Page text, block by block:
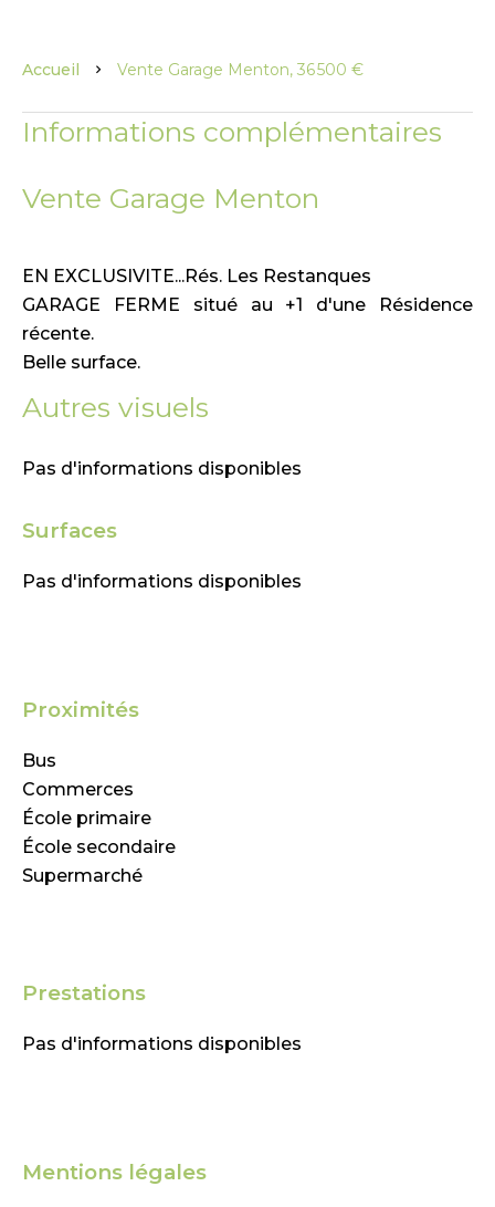
Accueil Vente Garage Menton, 36 500 €
Informations complémentaires
Vente Garage Menton
EN EXCLUSIVITE...Rés. Les Restanques
GARAGE FERME situé au +1 d'une Résidence
récente.
Belle surface.
Autres visuels
Pas d'informations disponibles
Surfaces
Pas d'informations disponibles
Proximités
Bus
Commerces
École primaire
École secondaire
Supermarché
Prestations
Pas d'informations disponibles
Mentions légales